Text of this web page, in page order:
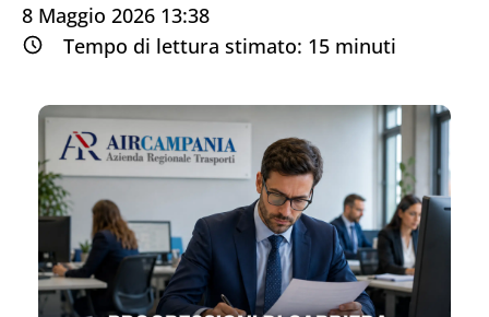
8 Maggio 2026 13:38
Tempo di lettura stimato: 15 minuti